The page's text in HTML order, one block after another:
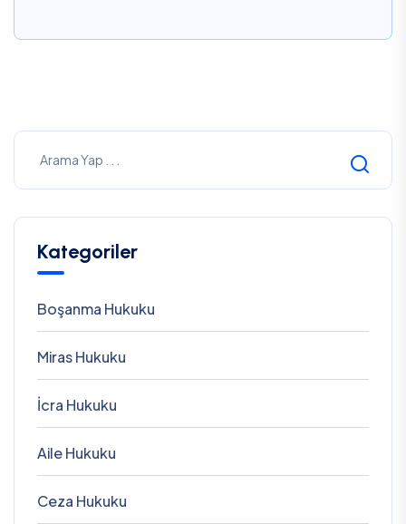
Kategoriler
Boşanma Hukuku
Miras Hukuku
İcra Hukuku
Aile Hukuku
Ceza Hukuku